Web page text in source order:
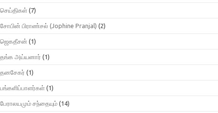
செய்திகள் (7)
சோபின் பிராண்சல் (Jophine Pranjal) (2)
ஜெகதீசன் (1)
தங்க அய்யனார் (1)
தனசேகர் (1)
பங்களிப்பாளர்கள் (1)
பேராலயமும் சந்தையும் (14)